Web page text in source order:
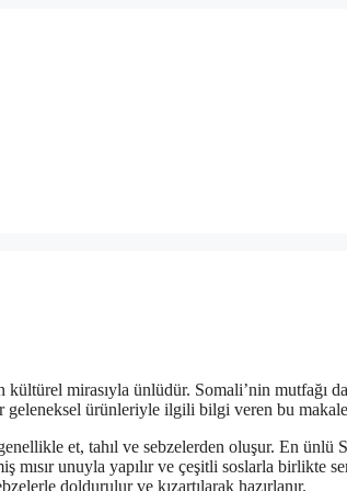
mirasıyla ünlüdür. Somali’nin mutfağı
geleneksel ürünleriyle ilgili bilgi veren bu
et, tahıl ve sebzelerden oluşur. En ünlü
unuyla yapılır ve çeşitli soslarla birlikte
doldurulur ve kızartılarak hazırlanır.